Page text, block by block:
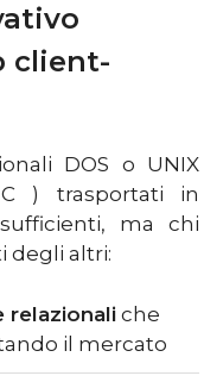
client-
DOS o UNIX
) trasportati in
ma chi
degli altri:
relazionaliche
il mercato